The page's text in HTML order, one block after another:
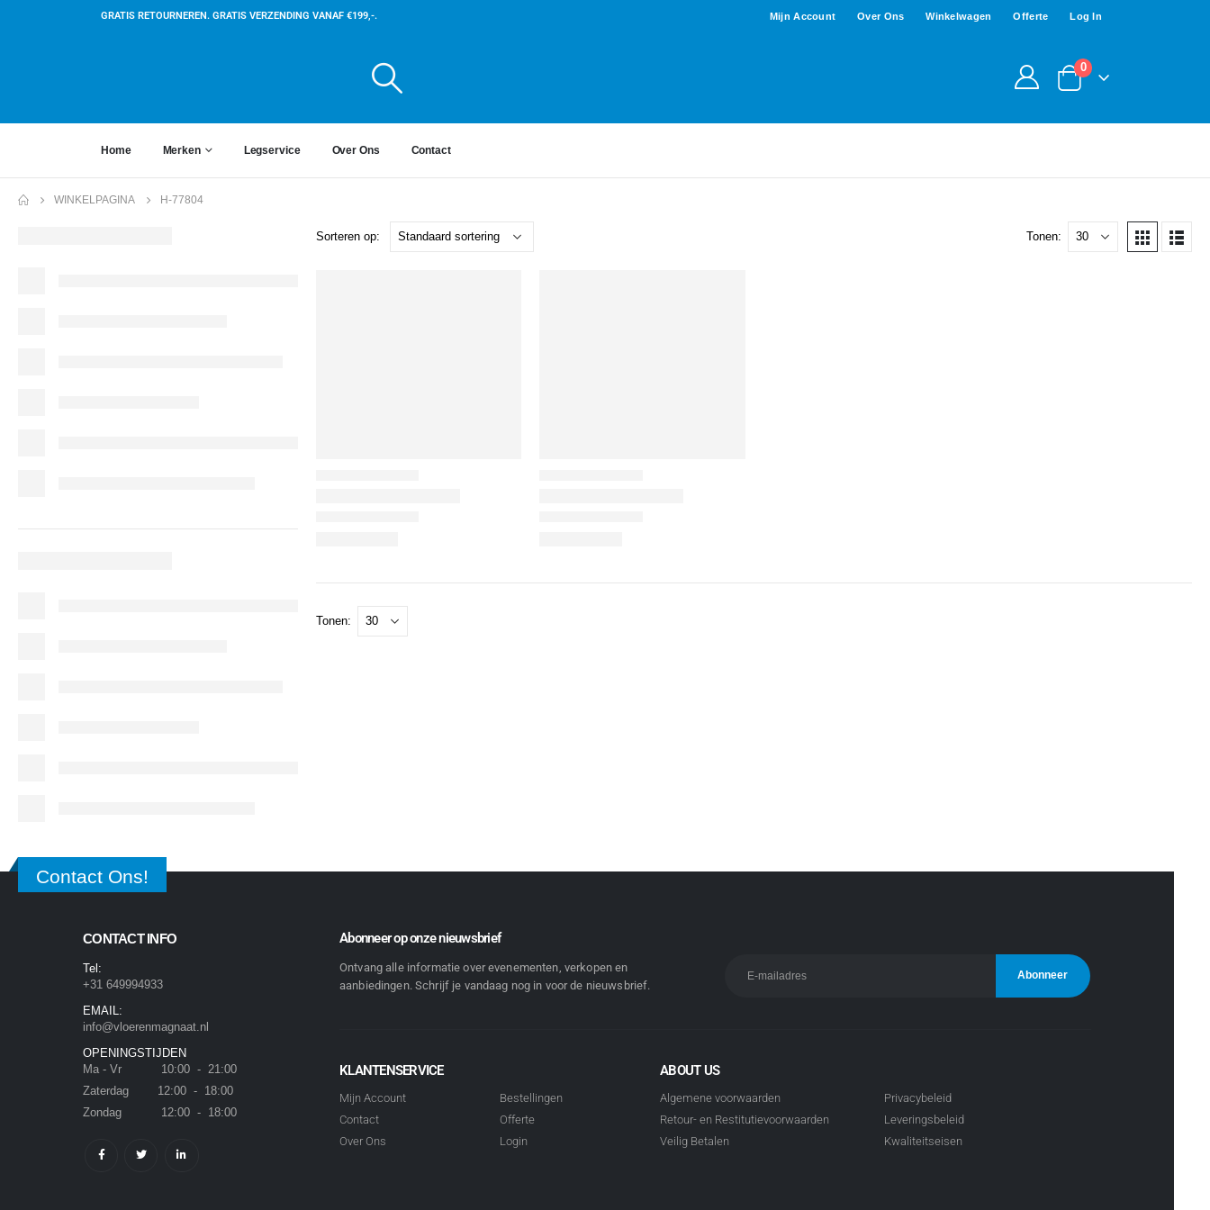
GRATIS RETOURNEREN. GRATIS VERZENDING VANAF €199,-. Mijn Account Over Ons Winkelwagen Offerte Log In
0
Home Merken Legservice Over Ons Contact
WINKELPAGINA H-77804
Sorteren op: Tonen:
Tonen:
Contact Ons!
CONTACT INFO
Tel:
+31 649994933
EMAIL:
info@vloerenmagnaat.nl
OPENINGSTIJDEN
Ma - Vr 10:00 - 21:00
Zaterdag 12:00 - 18:00
Zondag 12:00 - 18:00
Abonneer op onze nieuwsbrief
Ontvang alle informatie over evenementen, verkopen en
aanbiedingen. Schrijf je vandaag nog in voor de nieuwsbrief.
KLANTENSERVICE
Mijn Account
Contact
Over Ons
Bestellingen
Offerte
Login
ABOUT US
Algemene voorwaarden
Retour- en Restitutievoorwaarden
Veilig Betalen
Privacybeleid
Leveringsbeleid
Kwaliteitseisen